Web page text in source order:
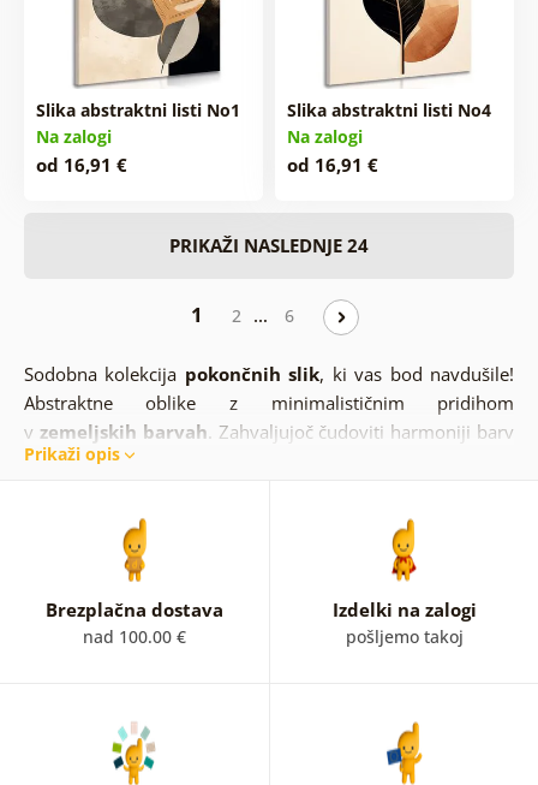
Slika abstraktni listi No1
Na zalogi
od 16,91 €
Slika abstraktni listi No4
Na zalogi
od 16,91 €
PRIKAŽI NASLEDNJE 24
1 2 … 6
Sodobna kolekcija pokončnih slik, ki vas bod navdušile!
Abstraktne oblike z minimalističnim pridihom
v zemeljskih barvah. Zahvaljujoč čudoviti harmoniji barv
bodo slike svoje mesto našle v vsakem domu. Abstraktni
in geometrijsko pravilnost.
Shape Art motivi so
novodobni hit!
Vi pa jih lahko v svoj dom namestite kar
takoj, zato pa vam ni treba biti umetnik.
Prikaži opis
Brezplačna dostava
nad 100.00 €
Izdelki na zalogi
pošljemo takoj